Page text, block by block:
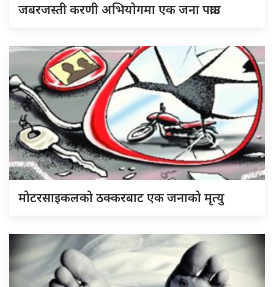
जबरजस्ती करणी अभियोगमा एक जना पक्राउ
मोटरसाइकलको ठक्करबाट एक जनाको मृत्यु